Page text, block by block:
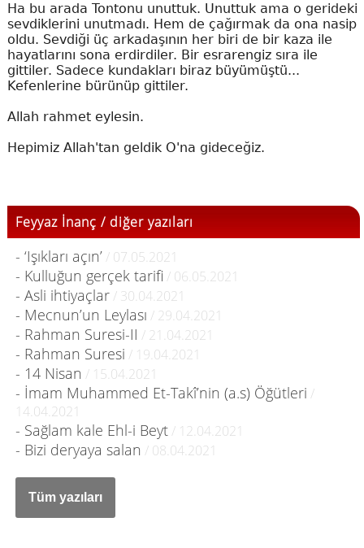
Ha bu arada Tontonu unuttuk. Unuttuk ama o gerideki
sevdiklerini unutmadı. Hem de çağırmak da ona nasip
oldu. Sevdiği üç arkadaşının her biri de bir kaza ile
hayatlarını sona erdirdiler. Bir esrarengiz sıra ile
gittiler. Sadece kundakları biraz büyümüştü...
Kefenlerine bürünüp gittiler.
Allah rahmet eylesin.
Hepimiz Allah'tan geldik O'na gideceğiz.
Feyyaz İnanç / diğer yazıları
- ‘Işıkları açın’/ 07.05.2021
- Kulluğun gerçek tarifi / 06.05.2021
- Asli ihtiyaçlar/ 30.04.2021
- Mecnun’un Leylası / 29.04.2021
- Rahman Suresi-II / 21.04.2021
- Rahman Suresi / 19.04.2021
- 14 Nisan / 15.04.2021
- İmam Muhammed Et-Takî’nin (a.s) Öğütleri /
14.04.2021
- Sağlam kale Ehl-i Beyt/ 12.04.2021
- Bizi deryaya salan / 08.04.2021